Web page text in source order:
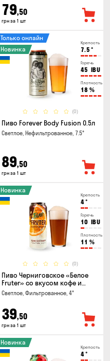
79,50
грн за 1 шт
Крепость
7.5 °
Горечь
45 IBU
Плотность
18 %
(0)
Только онлайн
Новинка
Пиво Forever Body Fusion 0.5л
Светлое, Нефильтрованное, 7.5°
89,50
грн за 1 шт
Крепость
4°
Горечь
10 IBU
Плотность
11 %
(0)
Новинка
Пиво Черниговское «Белое
Fruter» со вкусом кофе и
апельсина 0.5 л
Светлое, Фильтрованное, 4°
39,50
грн за 1 шт
Крепость
4°
Новинка